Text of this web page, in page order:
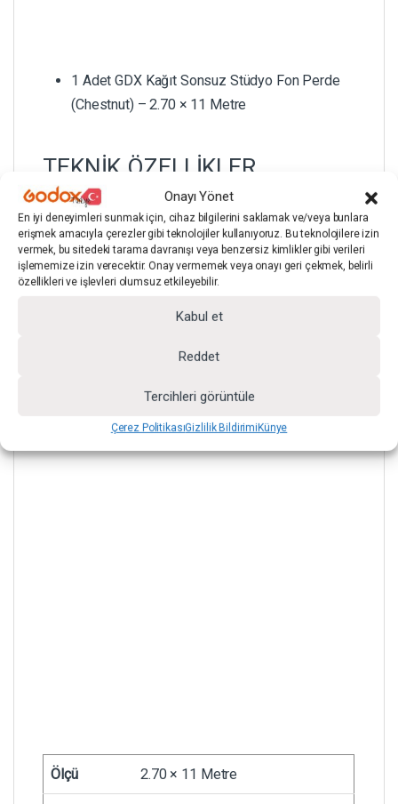
Onayı Yönet
En iyi deneyimleri sunmak için, cihaz bilgilerini saklamak ve/veya bunlara
erişmek amacıyla çerezler gibi teknolojiler kullanıyoruz. Bu teknolojilere izin
vermek, bu sitedeki tarama davranışı veya benzersiz kimlikler gibi verileri
işlememize izin verecektir. Onay vermemek veya onayı geri çekmek, belirli
özellikleri ve işlevleri olumsuz etkileyebilir.
Kabul et
Reddet
Tercihleri görüntüle
Çerez PolitikasıGizlilik BildirimiKünye
1 Adet GDX Kağıt Sonsuz Stüdyo Fon Perde
(Chestnut) – 2.70 × 11 Metre
TEKNİK ÖZELLİKLER
Ölçü 2.70 × 11 Metre